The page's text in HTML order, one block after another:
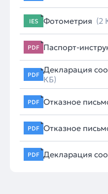
IES Фотометрия (2
PDF Паспорт-
PDF Декларация
КБ)
PDF Отказное
PDF Отказное
PDF Декларация